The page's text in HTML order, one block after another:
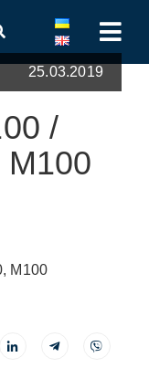
25.03.2019
/
M100